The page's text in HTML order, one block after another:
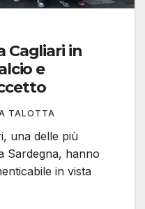
Cagliari in
e
TALOTTA
una delle più
Sardegna, hanno
in vista